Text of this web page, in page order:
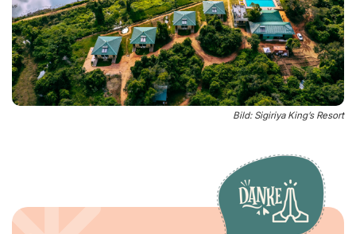
GYM
zum Sigiriya King's Resort